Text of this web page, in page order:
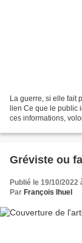
La guerre, si elle fait
lien Ce que le public
ces informations,
Gréviste ou
Publié le 19/10/2022
Par François Ihuel